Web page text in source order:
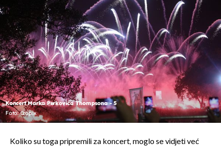
Koncert Marka Perkovića Thompsona - 5
Foto: Cropix
Koliko su toga pripremili za koncert, moglo se vidjeti već